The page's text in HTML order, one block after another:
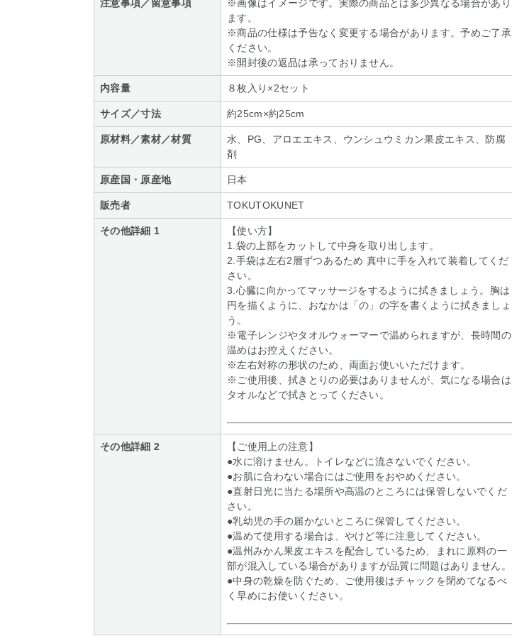
注意事項／留意事項
※画像はイメージです。実際の商品とは多少異なる場合があり
ます。
※商品の仕様は予告なく変更する場合があります。予めご了承
ください。
※開封後の返品は承っておりません。
内容量 ８枚入り×2セット
サイズ／寸法 約25cm×約25cm
原材料／素材／材質
水、PG、アロエエキス、ウンシュウミカン果皮エキス、防腐
剤
原産国・原産地 日本
販売者 TOKUTOKUNET
その他詳細 1
【使い方】
1.袋の上部をカットして中身を取り出します。
2.手袋は左右2層ずつあるため 真中に手を入れて装着してくだ
さい。
3.心臓に向かってマッサージをするように拭きましょう。胸は
円を描くように、おなかは「の」の字を書くように拭きましょ
う。
※電子レンジやタオルウォーマーで温められますが、長時間の
温めはお控えください。
※左右対称の形状のため、両面お使いいただけます。
※ご使用後、拭きとりの必要はありませんが、気になる場合は
タオルなどで拭きとってください。
その他詳細 2
【ご使用上の注意】
●水に溶けません。トイレなどに流さないでください。
●お肌に合わない場合にはご使用をおやめください。
●直射日光に当たる場所や高温のところには保管しないでくだ
さい。
●乳幼児の手の届かないところに保管してください。
●温めて使用する場合は、やけど等に注意してください。
●温州みかん果皮エキスを配合しているため、まれに原料の一
部が混入している場合がありますが品質に問題はありません。
●中身の乾燥を防ぐため、ご使用後はチャックを閉めてなるべ
く早めにお使いください。